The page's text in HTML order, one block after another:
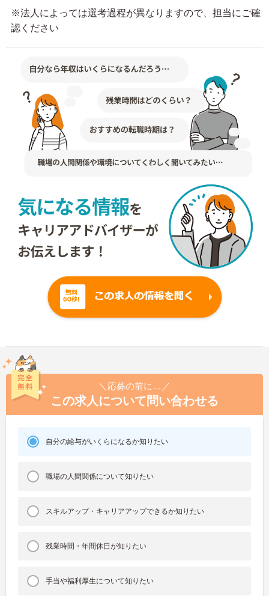
※法人によっては選考過程が異なりますので、担当にご確
認ください
＼応募の前に…／
この求人について問い合わせる
自分の給与がいくらになるか知りたい
職場の人間関係について知りたい
スキルアップ・キャリアアップできるか知りたい
残業時間・年間休日が知りたい
手当や福利厚生について知りたい